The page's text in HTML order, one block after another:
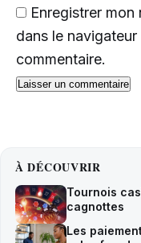
Enregistrer
dans le
commentaire.
À DÉCOUVRIR
Tournois
cagnottes
Les